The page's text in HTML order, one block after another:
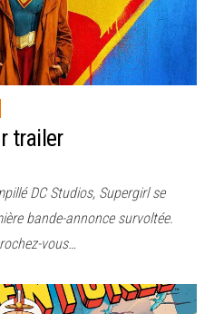
trailer
DC Studios, Supergirl se
bande-annonce survoltée.
vous…